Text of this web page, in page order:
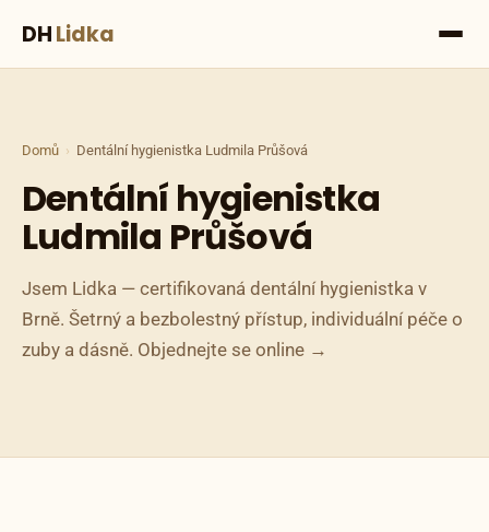
DHLidka
Domů Dentální hygienistka Ludmila Průšová
Dentální hygienistka
Ludmila Průšová
Jsem Lidka — certifikovaná dentální hygienistka v
Brně. Šetrný a bezbolestný přístup, individuální péče o
zuby a dásně. Objednejte se online →